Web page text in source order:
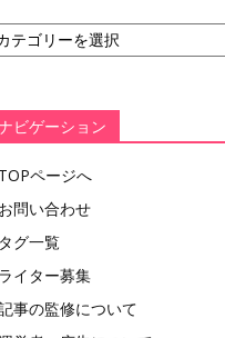
ビゲーション
TOPページへ
お問い合わせ
タグ一覧
ライター募集
事の監修について